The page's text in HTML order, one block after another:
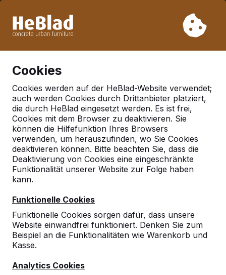
Woche 33 nicht. Bitte berücksichtigen Sie daher längere
Cookies
Cookies werden auf der HeBlad-Website verwendet;
auch werden Cookies durch Drittanbieter platziert,
die durch HeBlad eingesetzt werden. Es ist frei,
Cookies mit dem Browser zu deaktivieren. Sie
können die Hilfefunktion Ihres Browsers
verwenden, um herauszufinden, wo Sie Cookies
deaktivieren können. Bitte beachten Sie, dass die
Deaktivierung von Cookies eine eingeschränkte
Funktionalität unserer Website zur Folge haben
kann.
Funktionelle Cookies
Funktionelle Cookies sorgen dafür, dass unsere
Website einwandfrei funktioniert. Denken Sie zum
Beispiel an die Funktionalitäten wie Warenkorb und
Kasse.
Analytics Cookies
Deutschland
Referenties in:Graben
neudorf